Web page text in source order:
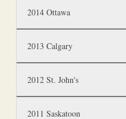
2014 Ottawa
2013 Calgary
2012 St. John's
2011 Saskatoon